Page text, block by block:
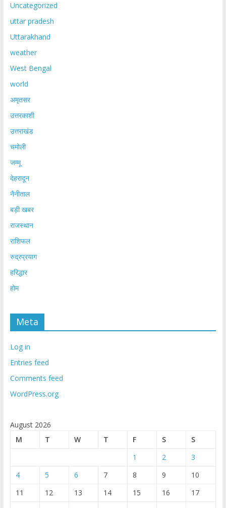
Uncategorized
uttar pradesh
Uttarakhand
weather
West Bengal
world
अमृतसर
उत्तरकाशी
उत्तराखंड
चमोली
जम्मू
देहरादून
नैनीताल
बड़ी खबर
राजस्थान
राशिफल
रुद्रप्रयाग
हरिद्धार
होम
Meta
Log in
Entries feed
Comments feed
WordPress.org
August 2026
M
T W T F S
S
1
2
3
4
5 6 7 8 9
10
11
12 13 14 15 16
17